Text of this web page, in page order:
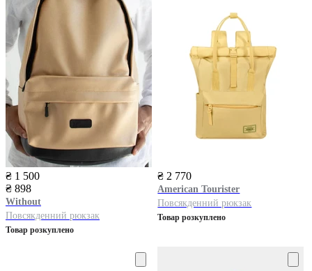
₴ 1 500
₴ 898
Without
Повсякденний рюкзак
Товар розкуплено
₴ 2 770
American Tourister
Повсякденний рюкзак
Товар розкуплено